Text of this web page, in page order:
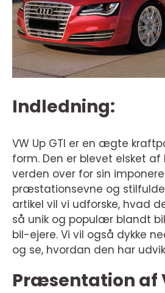
Indledning:
VW Up GTI er en ægte
form. Den er blevet elsket
verden over for sin
præstationsevne og
artikel vil vi udforske, hvad
så unik og populær blandt
bil-ejere. Vi vil også dykke
og se, hvordan den har
Præsentation af